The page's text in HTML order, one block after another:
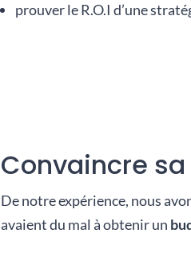
prouver le R.O.I d’une
Convaincre
De notre expérience, nous
avaient du mal à obtenir un